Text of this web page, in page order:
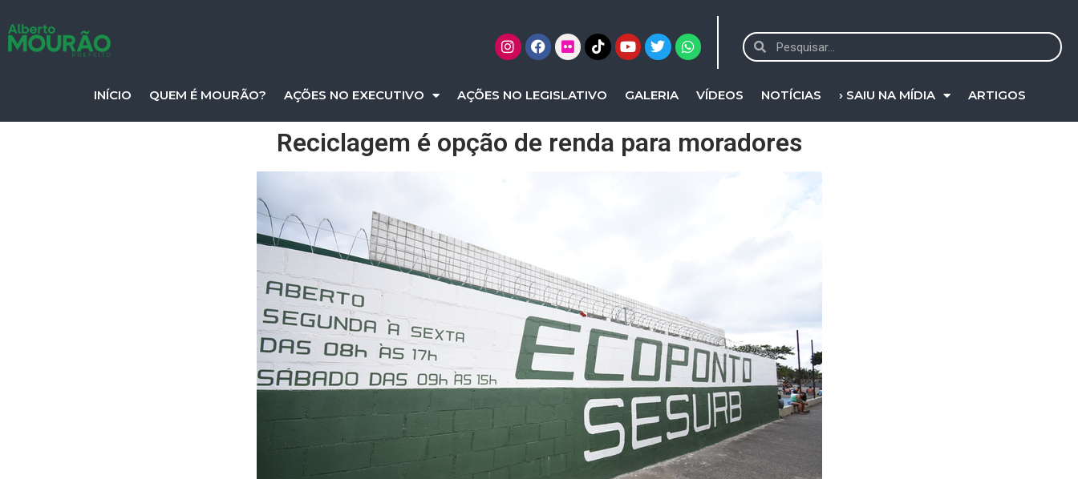
INÍCIO QUEM É MOURÃO? AÇÕES NO EXECUTIVO AÇÕES NO LEGISLATIVO GALERIA VÍDEOS NOTÍCIAS › SAIU NA MÍDIA ARTIGOS
Reciclagem é opção de renda para moradores